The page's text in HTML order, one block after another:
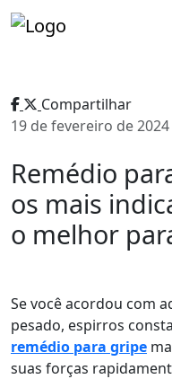
Compartilhar
19 de fevereiro de 2024
Remédio
os mais
o melhor
Se você acordou com
pesado, espirros
remédio para gripe
suas forças